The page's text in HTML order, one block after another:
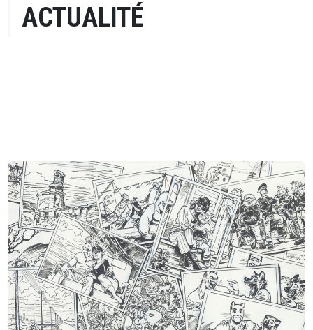
ACTUALITÉ